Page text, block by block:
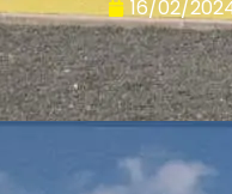
16/02/